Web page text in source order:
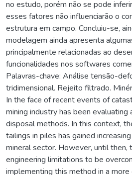
no estudo, porém não se pode
esses fatores não influenciarão o
estrutura em campo. Concluiu-se,
modelagem ainda apresenta
principalmente relacionadas ao
funcionalidades nos softwares
Palavras-chave: Análise tensão-
tridimensional. Rejeito filtrado.
In the face of recent events of
mining industry has been
disposal methods. In this context,
tailings in piles has gained
mineral sector. However, until then,
engineering limitations to be
implementing this method in a